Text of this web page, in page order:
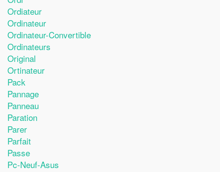
Ordiateur
Ordinateur
Ordinateur-Convertible
Ordinateurs
Original
Ortinateur
Pack
Pannage
Panneau
Paration
Parer
Parfait
Passe
Pc-Neuf-Asus